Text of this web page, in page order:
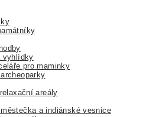
vyhlídky
pro maminky
areály
a indiánské vesnice